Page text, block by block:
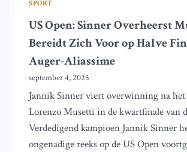
SPORT
US Open: Sinner Overheerst
Bereidt Zich Voor op Halve
Auger-Aliassime
september 4, 2025
Jannik Sinner viert overwinning na het
Lorenzo Musetti in de kwartfinale van
Verdedigend kampioen Jannik Sinner
ongenadige reeks op de US Open